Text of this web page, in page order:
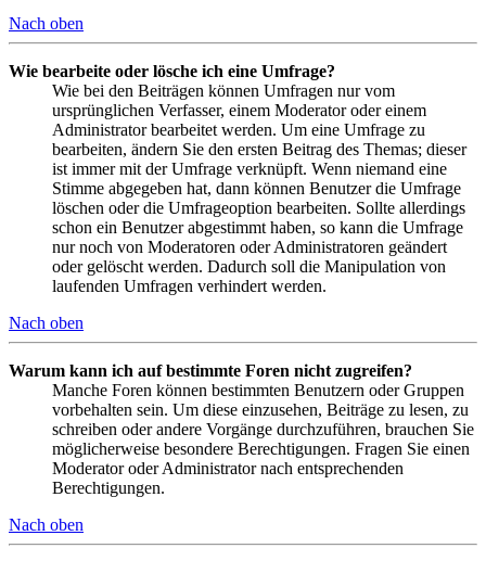
Nach oben
Wie bearbeite oder lösche ich eine Umfrage?
Wie bei den Beiträgen können Umfragen nur vom
ursprünglichen Verfasser, einem Moderator oder einem
Administrator bearbeitet werden. Um eine Umfrage zu
bearbeiten, ändern Sie den ersten Beitrag des Themas; dieser
ist immer mit der Umfrage verknüpft. Wenn niemand eine
Stimme abgegeben hat, dann können Benutzer die Umfrage
löschen oder die Umfrageoption bearbeiten. Sollte allerdings
schon ein Benutzer abgestimmt haben, so kann die Umfrage
nur noch von Moderatoren oder Administratoren geändert
oder gelöscht werden. Dadurch soll die Manipulation von
laufenden Umfragen verhindert werden.
Nach oben
Warum kann ich auf bestimmte Foren nicht zugreifen?
Manche Foren können bestimmten Benutzern oder Gruppen
vorbehalten sein. Um diese einzusehen, Beiträge zu lesen, zu
schreiben oder andere Vorgänge durchzuführen, brauchen Sie
möglicherweise besondere Berechtigungen. Fragen Sie einen
Moderator oder Administrator nach entsprechenden
Berechtigungen.
Nach oben